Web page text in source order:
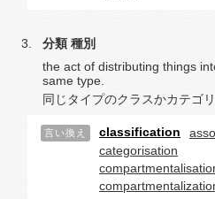
分類 種別
the act of distributing things
same type.
同じタイプのクラスかカテゴ
言い換え classification
categorisation